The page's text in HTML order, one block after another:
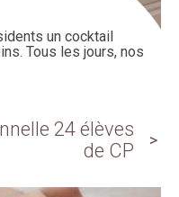
un cocktail
Tous les jours, nos
24 élèves
de CP